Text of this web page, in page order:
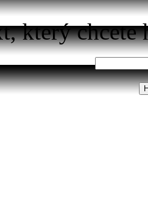
který chcete